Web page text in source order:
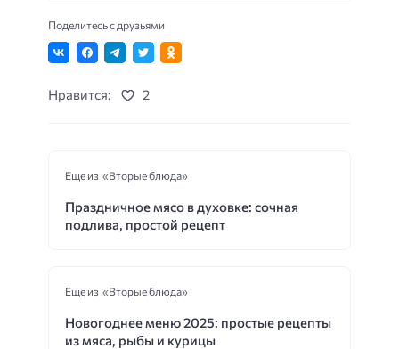
Поделитесь с друзьями
Нравится: 2
Еще из «Вторые блюда»
Праздничное мясо в духовке: сочная
подлива, простой рецепт
Еще из «Вторые блюда»
Новогоднее меню 2025: простые рецепты
из мяса, рыбы и курицы